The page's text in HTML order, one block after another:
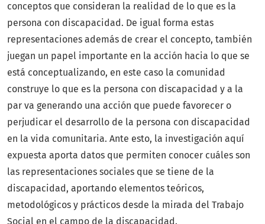
conceptos que consideran la realidad de lo que es la
persona con discapacidad. De igual forma estas
representaciones además de crear el concepto, también
juegan un papel importante en la acción hacia lo que se
está conceptualizando, en este caso la comunidad
construye lo que es la persona con discapacidad y a la
par va generando una acción que puede favorecer o
perjudicar el desarrollo de la persona con discapacidad
en la vida comunitaria. Ante esto, la investigación aquí
expuesta aporta datos que permiten conocer cuáles son
las representaciones sociales que se tiene de la
discapacidad, aportando elementos teóricos,
metodológicos y prácticos desde la mirada del Trabajo
Social en el campo de la discapacidad.